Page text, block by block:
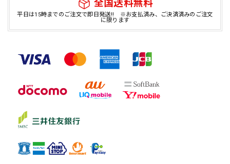
全国送料無料
平日は15時までのご注文で即日発送!! ※お支払済み、ご決済済みのご注文
に限ります